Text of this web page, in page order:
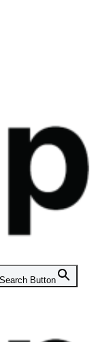
Search Button